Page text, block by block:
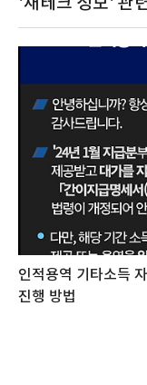
인적용역 기타소득
진행 방법